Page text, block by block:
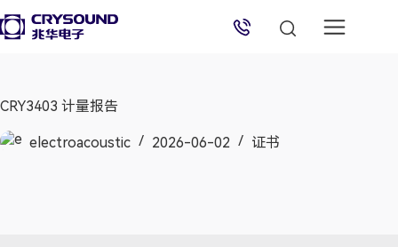
CRY3403 计量报告
electroacoustic 2026-06-02 证书
技术支持专员 2026/8/6 17:03:52